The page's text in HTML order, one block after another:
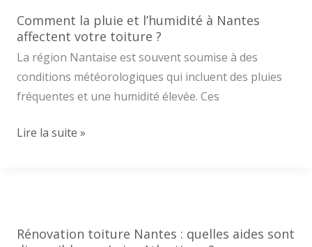
:
les
7
meilleurs
produits
Comment la pluie et l’humidité à Nantes
affectent votre toiture ?
La région Nantaise est souvent soumise à des
conditions météorologiques qui incluent des pluies
fréquentes et une humidité élevée. Ces
Comment
à
Lire la suite »
Rénovation toiture Nantes : quelles aides sont